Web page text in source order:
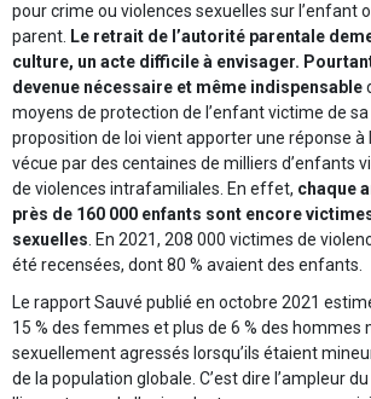
pour crime ou violences sexuelles sur l’enfant
parent. Le retrait de l’autorité parentale
culture, un acte difficile à envisager.
devenue nécessaire et même indispensable
moyens de protection de l’enfant victime de
proposition de loi vient apporter une réponse à
vécue par des centaines de milliers d’enfants
de violences intrafamiliales. En effet, chaque
près de 160 000 enfants sont encore
sexuelles . En 2021, 208 000 victimes de
été recensées, dont 80 % avaient des enfants.
Le rapport Sauvé publié en octobre 2021
15 % des femmes et plus de 6 % des hommes
sexuellement agressés lorsqu’ils étaient
de la population globale. C’est dire l’ampleur